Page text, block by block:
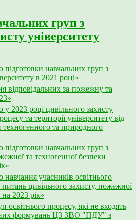
груп з
університету
підготовки навчальних груп з
в 2021 році»
відповідальних за пожежну та
у 2023 році цивільного захисту
та території університету від
техногенного та природного
підготовки навчальних груп з
та техногенної безпеки
учасників освітнього
питань цивільного захисту, пожежної
2023 рік»
освітнього процесу, які не входять
формувань ЦЗ ЗВО "ПДУ" з